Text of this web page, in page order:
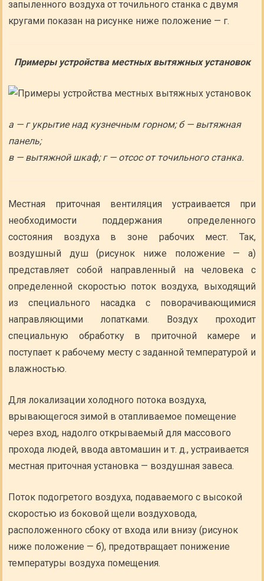
запыленного воздуха от точильного станка с двумя
кругами показан на рисунке ниже положение — г.
Примеры устройства местных вытяжных установок
а — г укрытие над кузнечным горном; б — вытяжная
панель;
в — вытяжной шкаф; г — отсос от точильного станка.
Местная приточная вентиляция устраивается при
необходимости поддержания определенного
состояния воздуха в зоне рабочих мест. Так,
воздушный душ (рисунок ниже положение — а)
представляет собой направленный на человека с
определенной скоростью поток воздуха, выходящий
из специального насадка с поворачивающимися
направляющими лопатками. Воздух проходит
специальную обработку в приточной камере и
поступает к рабочему месту с заданной температурой и
влажностью.
Для локализации холодного потока воздуха,
врывающегося зимой в отапливаемое помещение
через вход, надолго открываемый для массового
прохода людей, ввода автомашин и т. д., устраивается
местная приточная установка — воздушная завеса.
Поток подогретого воздуха, подаваемого с высокой
скоростью из боковой щели воздуховода,
расположенного сбоку от входа или внизу (рисунок
ниже положение — б), предотвращает понижение
температуры воздуха помещения.